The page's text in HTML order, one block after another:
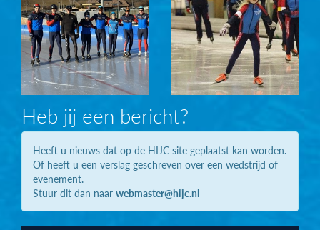
Heb jij een bericht?
Heeft u nieuws dat op de HIJC site geplaatst kan worden.
Of heeft u een verslag geschreven over een wedstrijd of
evenement.
Stuur dit dan naar webmaster@hijc.nl